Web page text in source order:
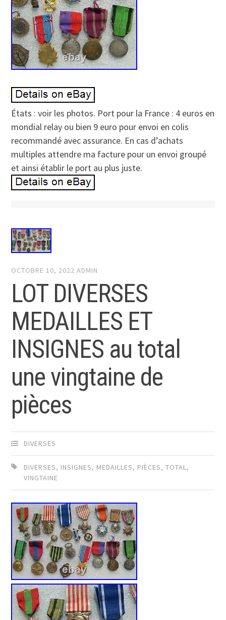
États : voir les photos. Port pour la France : 4 euros en
mondial relay ou bien 9 euro pour envoi en colis
recommandé avec assurance. En cas d’achats
multiples attendre ma facture pour un envoi groupé
et ainsi établir le port au plus juste.
OCTOBRE 10, 2022 ADMIN
LOT DIVERSES
MEDAILLES ET
INSIGNES au total
une vingtaine de
pièces
DIVERSES
DIVERSES, INSIGNES, MEDAILLES, PIÈCES,TOTAL,
VINGTAINE